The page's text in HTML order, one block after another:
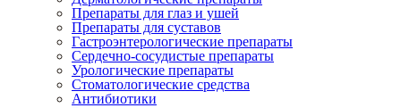
Препараты для глаз и ушей
Препараты для суставов
Гастроэнтерологические препараты
Сердечно-сосудистые препараты
Урологические препараты
Стоматологические средства
Антибиотики